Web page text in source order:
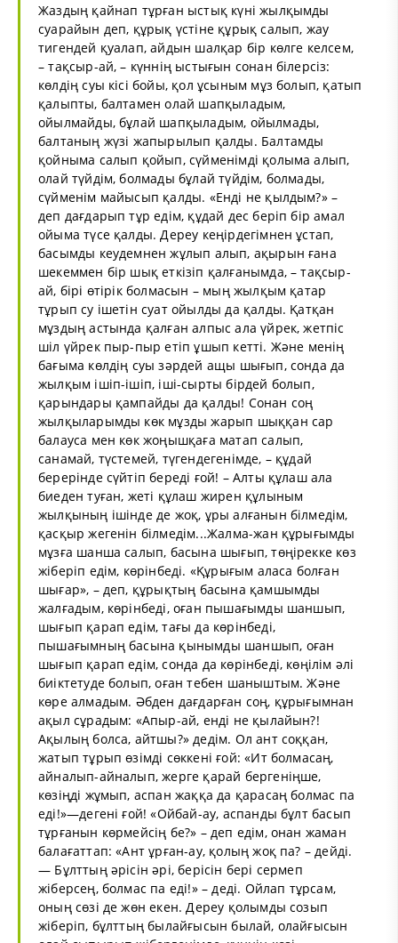
Жаздың қайнап тұрған ыстық күні жылқымды
суарайын деп, құрық үстіне құрық салып, жау
тигендей қуалап, айдын шалқар бір көлге келсем,
– тақсыр-ай, – күннің ыстығын сонан білерсіз:
көлдің суы кісі бойы, қол ұсыным мұз болып, қатып
қалыпты, балтамен олай шапқыладым,
ойылмайды, бұлай шапқыладым, ойылмады,
балтаның жүзі жапырылып қалды. Балтамды
қойныма салып қойып, сүйменімді қолыма алып,
олай түйдім, болмады бұлай түйдім, болмады,
сүйменім майысып қалды. «Енді не қылдым?» –
деп дағдарып тұр едім, құдай дес беріп бір амал
ойыма түсе қалды. Дереу кеңірдегімнен ұстап,
басымды кеудемнен жұлып алып, ақырын ғана
шекеммен бір шық еткізіп қалғанымда, – тақсыр-
ай, бірі өтірік болмасын – мың жылқым қатар
тұрып су ішетін суат ойылды да қалды. Қатқан
мұздың астында қалған алпыс ала үйрек, жетпіс
шіл үйрек пыр-пыр етіп ұшып кетті. Және менің
бағыма көлдің суы зәрдей ащы шығып, сонда да
жылқым ішіп-ішіп, іші-сырты бірдей болып,
қарындары қампайды да қалды! Сонан соң
жылқыларымды көк мұзды жарып шыққан сар
балауса мен көк жоңышқаға матап салып,
санамай, түстемей, түгендегенімде, – құдай
берерінде сүйтіп береді ғой! – Алты құлаш ала
биеден туған, жеті құлаш жирен құлыным
жылқының ішінде де жоқ, ұры алғанын білмедім,
қасқыр жегенін білмедім...Жалма-жан құрығымды
мұзға шанша салып, басына шығып, төңірекке көз
жіберіп едім, көрінбеді. «Құрығым аласа болған
шығар», – деп, құрықтың басына қамшымды
жалғадым, көрінбеді, оған пышағымды шаншып,
шығып қарап едім, тағы да көрінбеді,
пышағымның басына қынымды шаншып, оған
шығып қарап едім, сонда да көрінбеді, көңілім әлі
биіктетуде болып, оған тебен шаныштым. Және
көре алмадым. Әбден дағдарған соң, құрығымнан
ақыл сұрадым: «Апыр-ай, енді не қылайын?!
Ақылың болса, айтшы?» дедім. Ол ант соққан,
жатып тұрып өзімді сөккені ғой: «Ит болмасаң,
айналып-айналып, жерге қарай бергеніңше,
көзіңді жұмып, аспан жаққа да қарасаң болмас па
еді!»—дегені ғой! «Ойбай-ау, аспанды бұлт басып
тұрғанын көрмейсің бе?» – деп едім, онан жаман
балағаттап: «Ант ұрған-ау, қолың жоқ па? – дейді.
— Бұлттың әрісін әрі, берісін бері сермеп
жіберсең, болмас па еді!» – деді. Ойлап тұрсам,
оның сөзі де жөн екен. Дереу қолымды созып
жіберіп, бұлттың былайғысын былай, олайғысын